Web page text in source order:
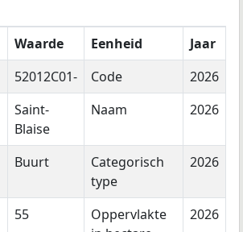
Waarde Eenheid
Jaar
52012C01- Code
2026
Saint-
Blaise
Naam 2026
Buurt
Categorisch
type
2026
55
Oppervlakte
2026